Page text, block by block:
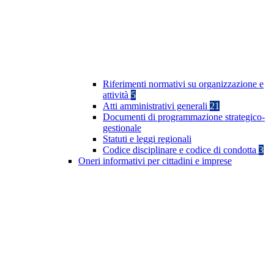
Riferimenti normativi su organizzazione e
attività 5
Atti amministrativi generali 21
Documenti di programmazione strategico-
gestionale
Statuti e leggi regionali
Codice disciplinare e codice di condotta 3
Oneri informativi per cittadini e imprese